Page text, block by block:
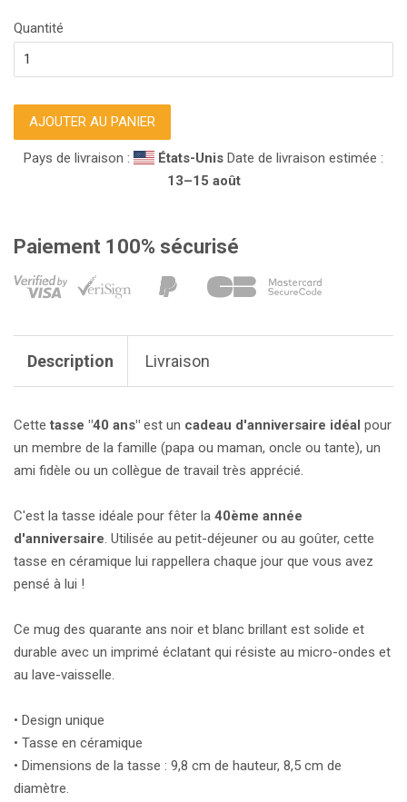
Quantité
AJOUTER AU PANIER
Pays de livraison : États-UnisDate de livraison estimée :
13⁠–15 août
Paiement 100% sécurisé
Description Livraison
Cettetasse "40 ans" est un cadeau d'anniversaire idéal pour
un membre de la famille (papa ou maman, oncle ou tante), un
ami fidèle ou un collègue de travail très apprécié.
C'est la tasse idéale pour fêter la 40ème année
d'anniversaire. Utilisée au petit-déjeuner ou au goûter, cette
tasse en céramique lui rappellera chaque jour que vous avez
pensé à lui !
Ce mug des quarante ans noir et blanc brillant est solide et
durable avec un imprimé éclatant qui résiste au micro-ondes et
au lave-vaisselle.
• Design unique
• Tasse en céramique
• Dimensions de la tasse : 9,8 cm de hauteur, 8,5 cm de
diamètre.